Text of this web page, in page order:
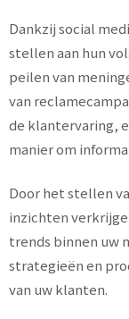
Dankzij social
stellen aan hun
peilen van
van
de klantervaring,
manier om
Door het stellen
inzichten
trends binnen uw
strategieën en
van uw klanten.